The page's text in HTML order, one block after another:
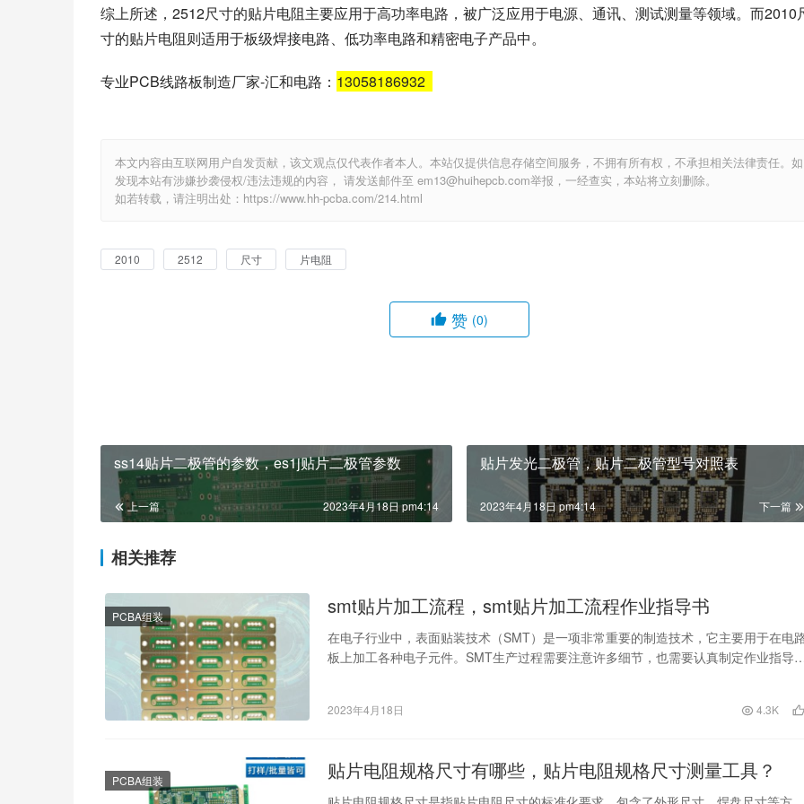
综上所述，2512尺寸的贴片电阻主要应用于高功率电路，被广泛应用于电源、通讯、测试测量等领域。而2010
寸的贴片电阻则适用于板级焊接电路、低功率电路和精密电子产品中。
专业PCB线路板制造厂家-汇和电路： 13058186932
本文内容由互联网用户自发贡献，该文观点仅代表作者本人。本站仅提供信息存储空间服务，不拥有所有权，不承担相关法律责任。如
发现本站有涉嫌抄袭侵权/违法违规的内容， 请发送邮件至 em13@huihepcb.com举报，一经查实，本站将立刻删除。
如若转载，请注明出处：https://www.hh-pcba.com/214.html
2010 2512 尺寸 片电阻
赞 (0)
ss14贴片二极管的参数，es1j贴片二极管参数
上一篇 2023年4月18日 pm4:14
贴片发光二极管，贴片二极管型号对照表
下一篇
2023年4月18日 pm4:14
相关推荐
PCBA组装 smt贴片加工流程，smt贴片加工流程作业指导书
在电子行业中，表面贴装技术（SMT）是一项非常重要的制造技术，它主要用于在电
板上加工各种电子元件。SMT生产过程需要注意许多细节，也需要认真制定作业指导
2023年4月18日 4.3K
PCBA组装 贴片电阻规格尺寸有哪些，贴片电阻规格尺寸测量工具？